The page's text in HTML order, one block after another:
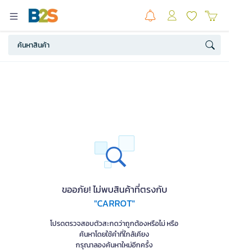
ขออภัย! ไม่พบสินค้าที่ตรงกับ
"CARROT"
โปรดตรวจสอบตัวสะกดว่าถูกต้องหรือไม่ หรือ
ค้นหาโดยใช้คำที่ใกล้เคียง
กรุณาลองค้นหาใหม่อีกครั้ง